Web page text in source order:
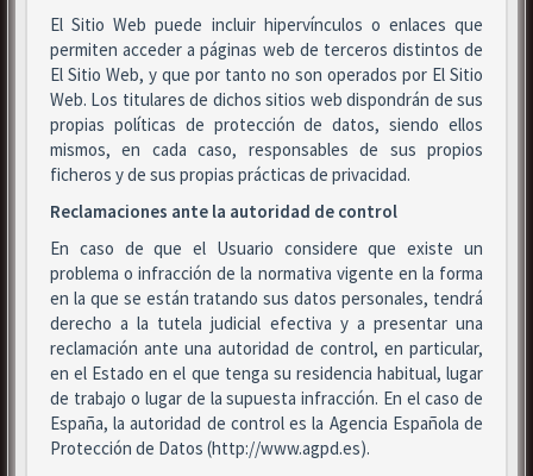
El Sitio Web puede incluir hipervínculos o enlaces que
permiten acceder a páginas web de terceros distintos de
El Sitio Web, y que por tanto no son operados por El Sitio
Web. Los titulares de dichos sitios web dispondrán de sus
propias políticas de protección de datos, siendo ellos
mismos, en cada caso, responsables de sus propios
ficheros y de sus propias prácticas de privacidad.
Reclamaciones ante la autoridad de control
En caso de que el Usuario considere que existe un
problema o infracción de la normativa vigente en la forma
en la que se están tratando sus datos personales, tendrá
derecho a la tutela judicial efectiva y a presentar una
reclamación ante una autoridad de control, en particular,
en el Estado en el que tenga su residencia habitual, lugar
de trabajo o lugar de la supuesta infracción. En el caso de
España, la autoridad de control es la Agencia Española de
Protección de Datos (http://www.agpd.es).